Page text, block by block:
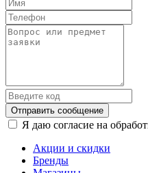
Отправить сообщение
Я даю согласие на
Акции и скидки
Бренды